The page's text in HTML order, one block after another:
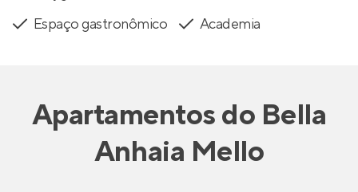
Espaço gastronômico
Academia
Apartamentosdo Bella
Anhaia Mello